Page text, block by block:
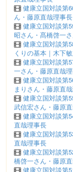
健康立国対談第
ん・藤原直哉理事長
健康立国対談第
昭さん・髙橋啓一
健康立国対談第
くりの基本｜木下
健康立国対談第
一さん・藤原直哉
健康立国対談第
まりさん・藤原直
健康立国対談第
武信宏さん・藤原
健康立国対談第
直哉理事長
健康立国対談第
直哉理事長
健康立国対談第
橋啓一さん・藤原
健康立国対談第